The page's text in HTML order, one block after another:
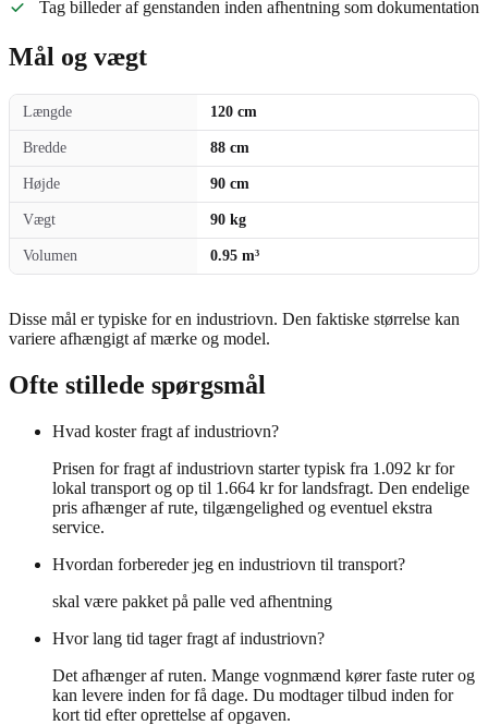
Tag billeder af genstanden inden afhentning som dokumentation
Mål og vægt
Længde 120 cm
Bredde 88 cm
Højde 90 cm
Vægt 90 kg
Volumen 0.95 m³
Disse mål er typiske for en industriovn. Den faktiske størrelse kan
variere afhængigt af mærke og model.
Ofte stillede spørgsmål
Hvad koster fragt af industriovn?
Prisen for fragt af industriovn starter typisk fra 1.092 kr for
lokal transport og op til 1.664 kr for landsfragt. Den endelige
pris afhænger af rute, tilgængelighed og eventuel ekstra
service.
Hvordan forbereder jeg en industriovn til transport?
skal være pakket på palle ved afhentning
Hvor lang tid tager fragt af industriovn?
Det afhænger af ruten. Mange vognmænd kører faste ruter og
kan levere inden for få dage. Du modtager tilbud inden for
kort tid efter oprettelse af opgaven.